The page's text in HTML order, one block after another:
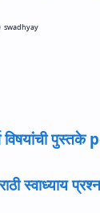
swadhyay
विषयांची
स्वाध्याय